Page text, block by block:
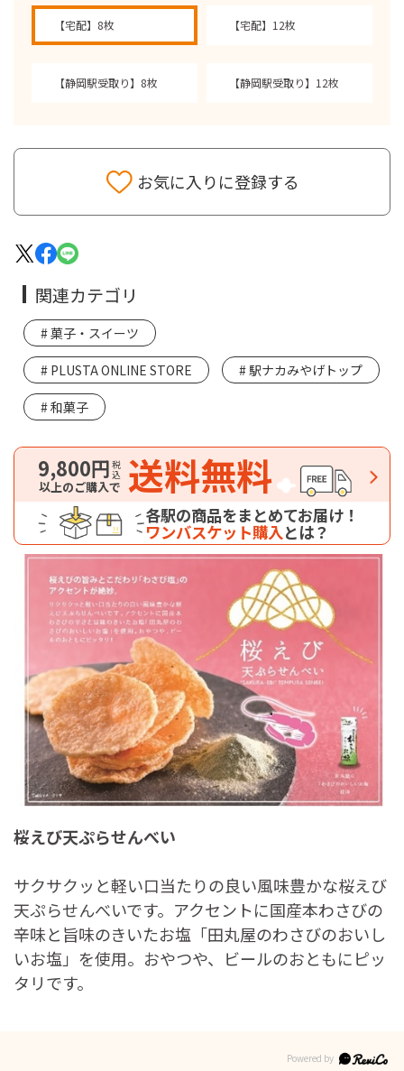
【宅配】8枚 【宅配】12枚
【静岡駅受取り】8枚 【静岡駅受取り】12枚
お気に入りに登録する
桜えび天ぷらせんべい
サクサクッと軽い口当たりの良い風味豊かな桜えび
天ぷらせんべいです。アクセントに国産本わさびの
辛味と旨味のきいたお塩「田丸屋のわさびのおいし
いお塩」を使用。おやつや、ビールのおともにピッ
タリです。
関連カテゴリ
菓子・スイーツ
PLUSTA ONLINE STORE 駅ナカみやげトップ
和菓子
9,800円税込
以上のご購入で 送料無料
各駅の商品をまとめてお届け！
ワンバスケット購入とは？